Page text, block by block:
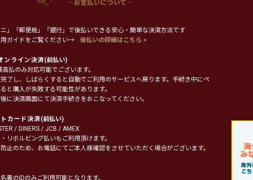
」「郵便局」「銀行」で後払いできる安心・簡単な決済方法です
ガイドをご覧ください→
後払いの詳細はこちら >
ンライン決済(前払い)
払のみ対応可能でございます。
了し、しばらくすると自動でご利用のサービスへ戻ります。手続き中にペ
と購入が失敗する可能性があります。
に決済画面にて決済手続きをおこなってください。
カード決済(前払い)
/ DINERS / JCB / AMEX
リボルビング払いもご利用頂けます。
止のため、お電話にてご本人様確認をさせていただく場合がございます。
義のIDのみご利用可能となります。